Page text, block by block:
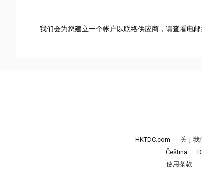
我们会为您建立一个帐户以联络供应商，请查看电邮
HKTDC.com 关于我
Čeština
使用条款